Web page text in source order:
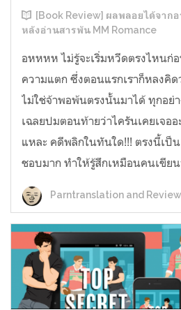
[Book Review] ผลพลอยได้จาก
หลังอ่านสารพัน MM Romance
อหหหห ไม่รู้จะเริ่มหวีดตรงไหนก่
ความแตก ซึ่งตอนแรกเราก็หลงคิ
ไม่ใช่จ้าพอพ้นตรงนั้นมาได้ ทุกอย่
เฉลยปมตอนท้ายว่าไครันเคยเจอ
แหละ คดีพลิกในทันใด!!! ตรงนี้เป็
ชอบมาก ทำให้รู้สึกเหมือนคนเขีย
Parntranslation and Review